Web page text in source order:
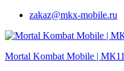
zakaz@mkx-mobile.ru
Mortal Kombat Mobile | МК11